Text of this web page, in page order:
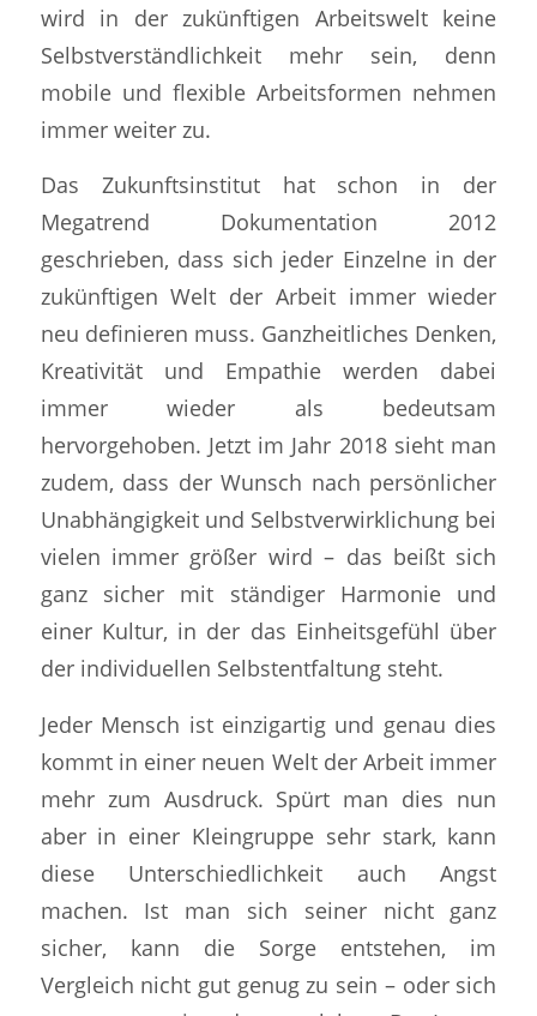
wird in der zukünftigen Arbeitswelt keine
Selbstverständlichkeit mehr sein, denn
mobile und flexible Arbeitsformen nehmen
immer weiter zu.
Das Zukunftsinstitut hat schon in der
Megatrend Dokumentation 2012
geschrieben, dass sich jeder Einzelne in der
zukünftigen Welt der Arbeit immer wieder
neu definieren muss. Ganzheitliches Denken,
Kreativität und Empathie werden dabei
immer wieder als bedeutsam
hervorgehoben. Jetzt im Jahr 2018 sieht man
zudem, dass der Wunsch nach persönlicher
Unabhängigkeit und Selbstverwirklichung bei
vielen immer größer wird – das beißt sich
ganz sicher mit ständiger Harmonie und
einer Kultur, in der das Einheitsgefühl über
der individuellen Selbstentfaltung steht.
Jeder Mensch ist einzigartig und genau dies
kommt in einer neuen Welt der Arbeit immer
mehr zum Ausdruck. Spürt man dies nun
aber in einer Kleingruppe sehr stark, kann
diese Unterschiedlichkeit auch Angst
machen. Ist man sich seiner nicht ganz
sicher, kann die Sorge entstehen, im
Vergleich nicht gut genug zu sein – oder sich